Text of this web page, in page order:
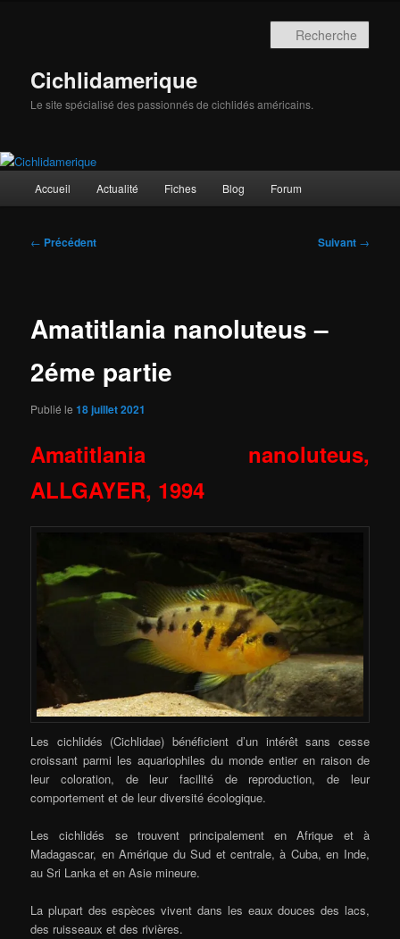
Cichlidamerique
Le site spécialisé des passionnés de cichlidés américains.
principal
Accueil Actualité Fiches Blog Forum
Navigation
← Précédent Suivant →
Amatitlania nanoluteus –
2éme partie
Publié le18 juillet 2021
Amatitlania nanoluteus,
ALLGAYER, 1994
Les cichlidés (Cichlidae) bénéficient d’un intérêt sans cesse
croissant parmi les aquariophiles du monde entier en raison de
leur coloration, de leur facilité de reproduction, de leur
comportement et de leur diversité écologique.
Les cichlidés se trouvent principalement en Afrique et à
Madagascar, en Amérique du Sud et centrale, à Cuba, en Inde,
au Sri Lanka et en Asie mineure.
La plupart des espèces vivent dans les eaux douces des lacs,
des ruisseaux et des rivières.